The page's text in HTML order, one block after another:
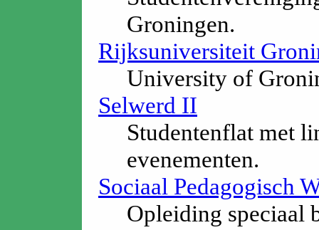
Groningen.
Rijksuniversiteit
University of
Selwerd II
Studentenflat met
evenementen.
Sociaal Pedagogisch
Opleiding speciaal